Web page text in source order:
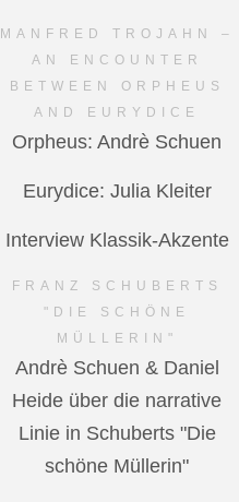
MANFRED TROJAHN –
AN ENCOUNTER
BETWEEN ORPHEUS
AND EURYDICE
Orpheus: Andrè Schuen
Eurydice: Julia Kleiter
Interview Klassik-Akzente
FRANZ SCHUBERTS
"DIE SCHÖNE
MÜLLERIN"
Andrè Schuen & Daniel
Heide über die narrative
Linie in Schuberts "Die
schöne Müllerin"